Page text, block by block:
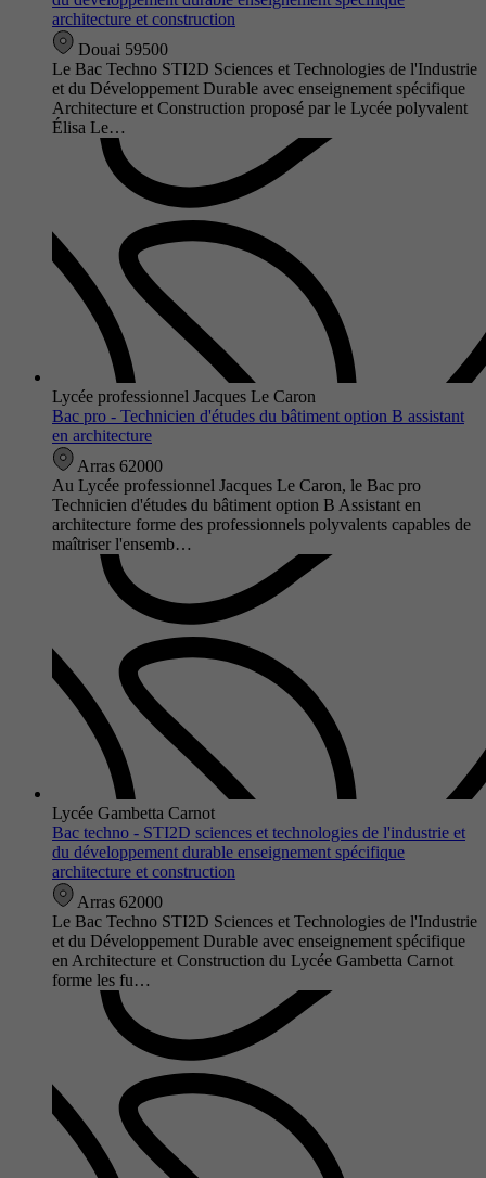
architecture et construction
Douai 59500
Le Bac Techno STI2D Sciences et Technologies de l'Industrie
et du Développement Durable avec enseignement spécifique
Architecture et Construction proposé par le Lycée polyvalent
Élisa Le…
Lycée professionnel Jacques Le Caron
Bac pro - Technicien d'études du bâtiment option B assistant
en architecture
Arras 62000
Au Lycée professionnel Jacques Le Caron, le Bac pro
Technicien d'études du bâtiment option B Assistant en
architecture forme des professionnels polyvalents capables de
maîtriser l'ensemb…
Lycée Gambetta Carnot
Bac techno - STI2D sciences et technologies de l'industrie et
du développement durable enseignement spécifique
architecture et construction
Arras 62000
Le Bac Techno STI2D Sciences et Technologies de l'Industrie
et du Développement Durable avec enseignement spécifique
en Architecture et Construction du Lycée Gambetta Carnot
forme les fu…